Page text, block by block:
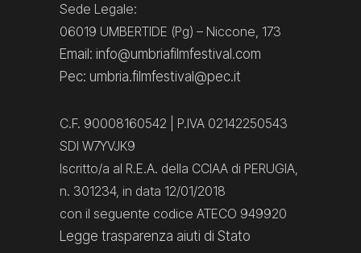
Sede Legale:
06019 UMBERTIDE (Pg) – Niccone, 173
Email: info@umbriafilmfestival.com
Pec: umbria.filmfestival@pec.it
C.F. 90008160542 | P.IVA 02142250543
SDI W7YVJK9
Iscritto/a al R.E.A. della CCIAA di PERUGIA,
n. 301234, in data 12/01/2018
con il seguente codice ATECO 949920
Legge trasparenza aiuti di Stato